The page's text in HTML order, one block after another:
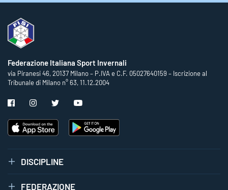
Federazione Italiana Sport Invernali
via Piranesi 46, 20137 Milano – P.IVA e C.F. 05027640159 – Iscrizione al
Tribunale di Milano n° 63, 11.12.2004
DISCIPLINE
FEDERAZIONE